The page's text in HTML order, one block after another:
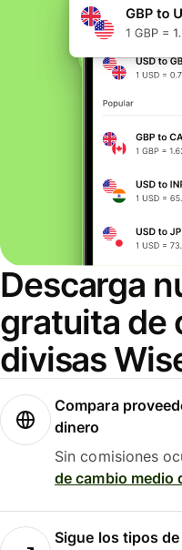
Descarga
gratuita de
divisas
Compara
dinero
Sin comisiones
de cambio medio
Sigue los tipos